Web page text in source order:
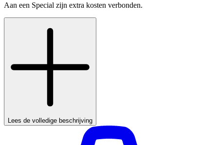
Aan een Special zijn extra kosten verbonden.
Lees de volledige beschrijving